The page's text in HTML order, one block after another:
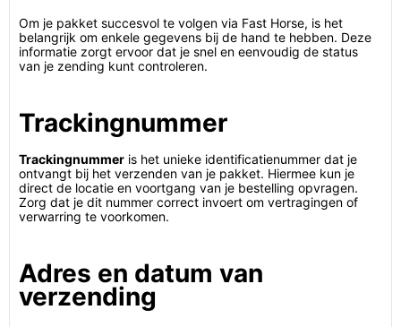
Om je pakket succesvol te volgen via Fast Horse, is het
belangrijk om enkele gegevens bij de hand te hebben. Deze
informatie zorgt ervoor dat je snel en eenvoudig de status
van je zending kunt controleren.
Trackingnummer
Trackingnummer is het unieke identificatienummer dat je
ontvangt bij het verzenden van je pakket. Hiermee kun je
direct de locatie en voortgang van je bestelling opvragen.
Zorg dat je dit nummer correct invoert om vertragingen of
verwarring te voorkomen.
Adres en datum van
verzending